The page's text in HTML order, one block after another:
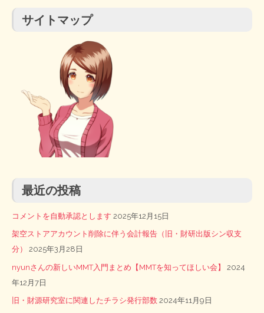
サイトマップ
最近の投稿
コメントを自動承認とします 2025年12月15日
架空ストアアカウント削除に伴う会計報告（旧・財研出版シン収支
分）
2025年3月28日
nyunさんの新しいMMT入門まとめ【MMTを知ってほしい会】
2024
年12月7日
旧・財源研究室に関連したチラシ発行部数 2024年11月9日